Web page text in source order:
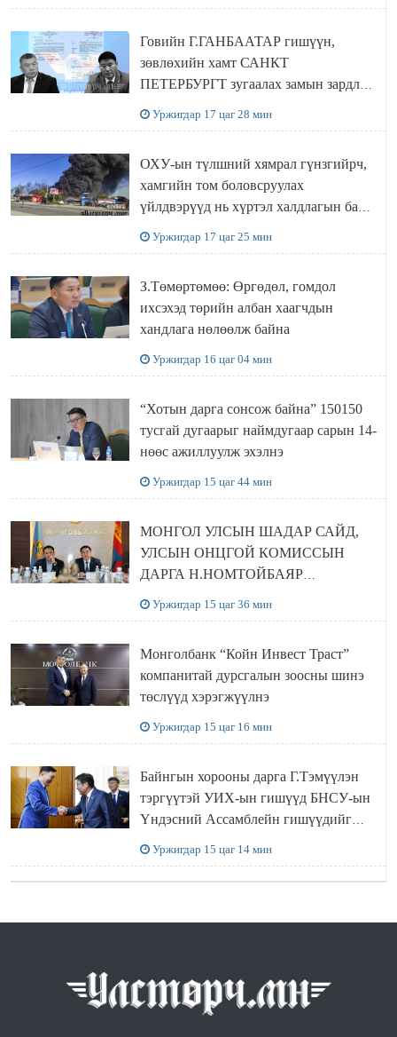
Говийн Г.ГАНБААТАР гишүүн,
зөвлөхийн хамт САНКТ
ПЕТЕРБУРГТ зугаалах замын зардлаа
Уржигдар 17 цаг 28 мин
ОХУ-ын түлшний хямрал гүнзгийрч,
хамгийн том боловсруулах
үйлдвэрүүд нь хүртэл халдлагын бай
Уржигдар 17 цаг 25 мин
З.Төмөртөмөө: Өргөдөл, гомдол
ихсэхэд төрийн албан хаагчдын
хандлага нөлөөлж байна
Уржигдар 16 цаг 04 мин
“Хотын дарга сонсож байна” 150150
тусгай дугаарыг наймдугаар сарын 14-
нөөс ажиллуулж эхэлнэ
Уржигдар 15 цаг 44 мин
МОНГОЛ УЛСЫН ШАДАР САЙД,
УЛСЫН ОНЦГОЙ КОМИССЫН
ДАРГА Н.НОМТОЙБАЯР
Уржигдар 15 цаг 36 мин
Монголбанк “Койн Инвест Траст”
компанитай дурсгалын зоосны шинэ
төслүүд хэрэгжүүлнэ
Уржигдар 15 цаг 16 мин
Байнгын хорооны дарга Г.Тэмүүлэн
тэргүүтэй УИХ-ын гишүүд БНСУ-ын
Үндэсний Ассамблейн гишүүдийг
Уржигдар 15 цаг 14 мин